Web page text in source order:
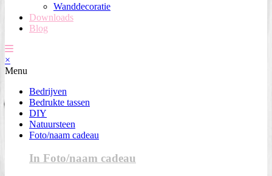
Wanddecoratie
Downloads
Blog
×
Menu
Bedrijven
Bedrukte tassen
DIY
Natuursteen
Foto/naam cadeau
In Foto/naam cadeau